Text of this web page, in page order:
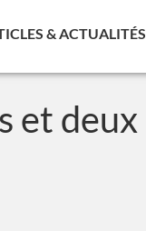
& ACTUALITÉS
et deux